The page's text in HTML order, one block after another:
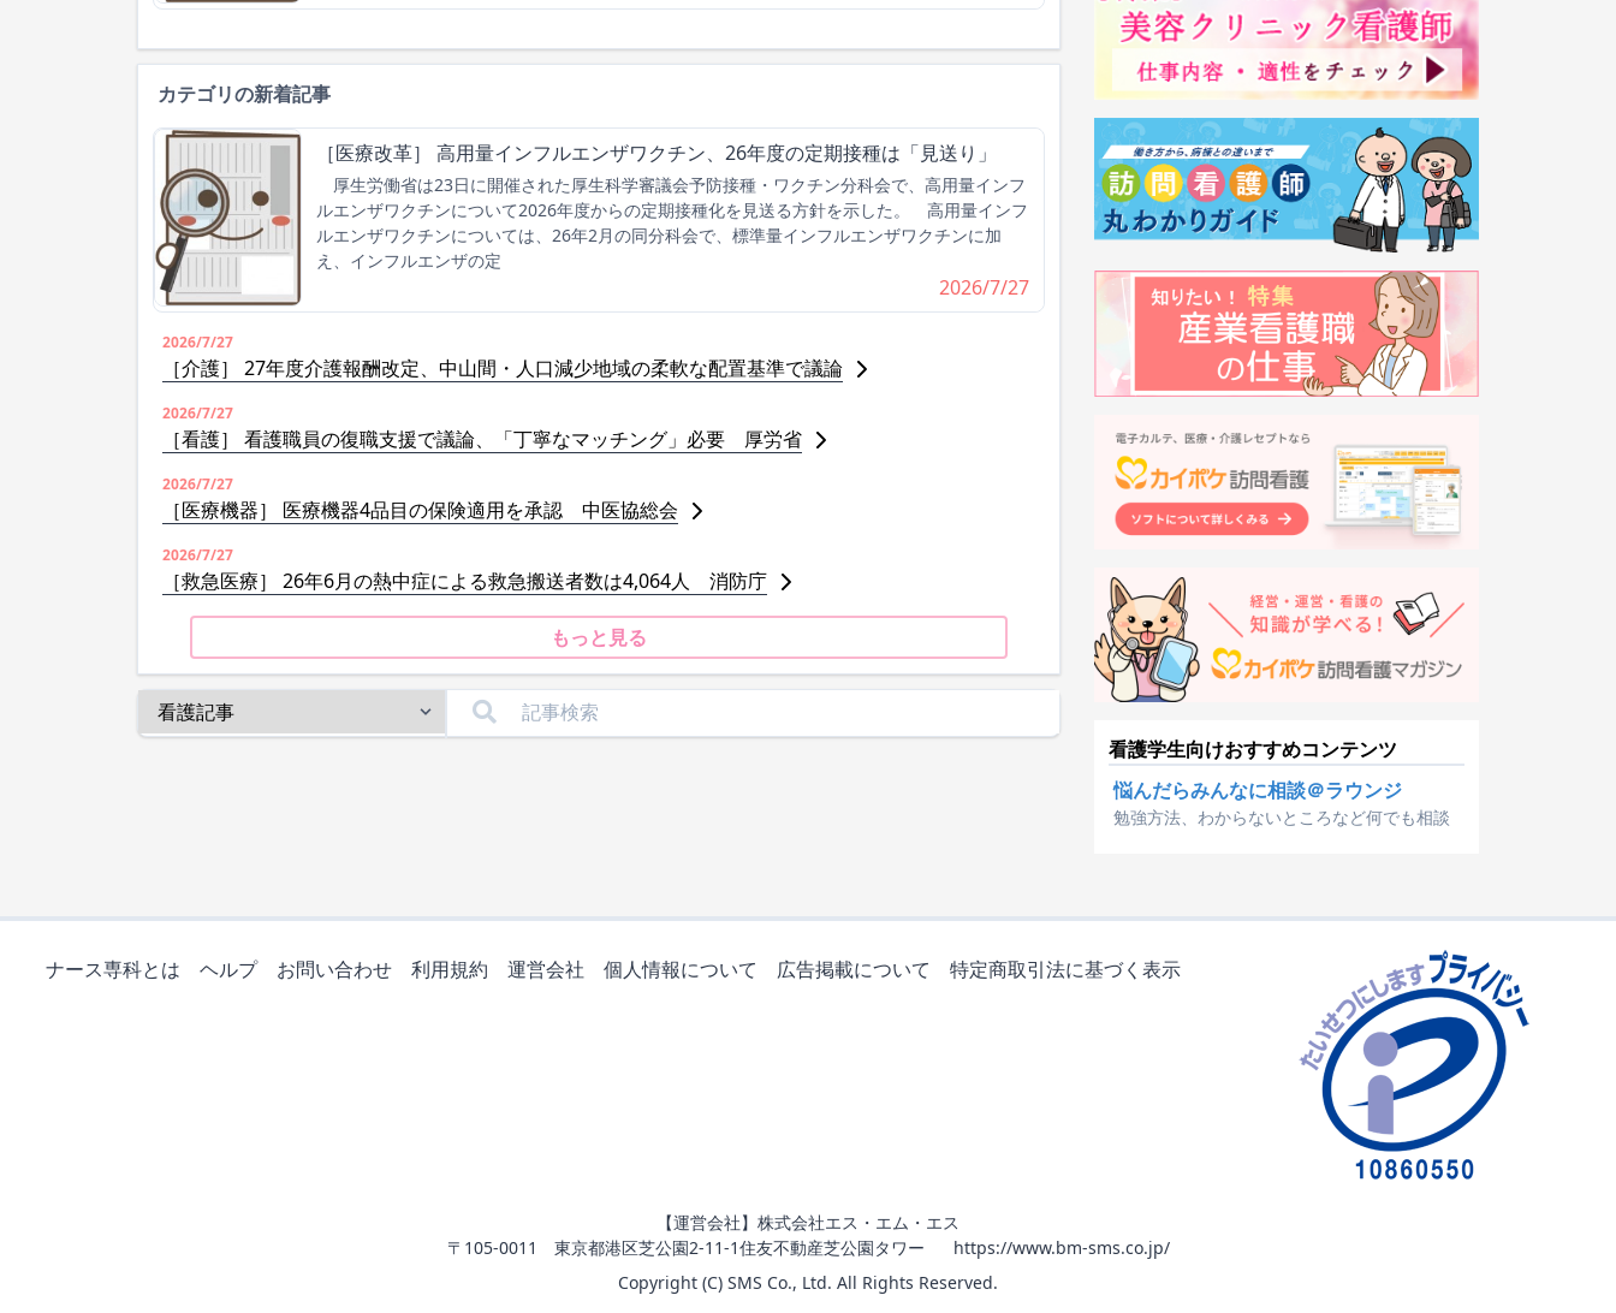
カテゴリの新着記事
［医療改革］ 高用量インフルエンザワクチン、26年度の定期接種は「見送り」
厚生労働省は23日に開催された厚生科学審議会予防接種・ワクチン分科会で、高用量インフ
ルエンザワクチンについて2026年度からの定期接種化を見送る方針を示した。 高用量インフ
ルエンザワクチンについては、26年2月の同分科会で、標準量インフルエンザワクチンに加
え、インフルエンザの定
2026/7/27
2026/7/27
［介護］ 27年度介護報酬改定、中山間・人口減少地域の柔軟な配置基準で議論
2026/7/27
［看護］ 看護職員の復職支援で議論、「丁寧なマッチング」必要 厚労省
2026/7/27
［医療機器］ 医療機器4品目の保険適用を承認 中医協総会
2026/7/27
［救急医療］ 26年6月の熱中症による救急搬送者数は4,064人 消防庁
もっと見る
看護学生向けおすすめコンテンツ
悩んだらみんなに相談＠ラウンジ
勉強方法、わからないところなど何でも相談
ナース専科とは ヘルプ お問い合わせ 利用規約 運営会社 個人情報について 広告掲載について 特定商取引法に基づく表示
【運営会社】株式会社エス・エム・エス
〒105-0011 東京都港区芝公園2-11-1住友不動産芝公園タワー
https://www.bm-sms.co.jp/
Copyright (C) SMS Co., Ltd. All Rights Reserved.